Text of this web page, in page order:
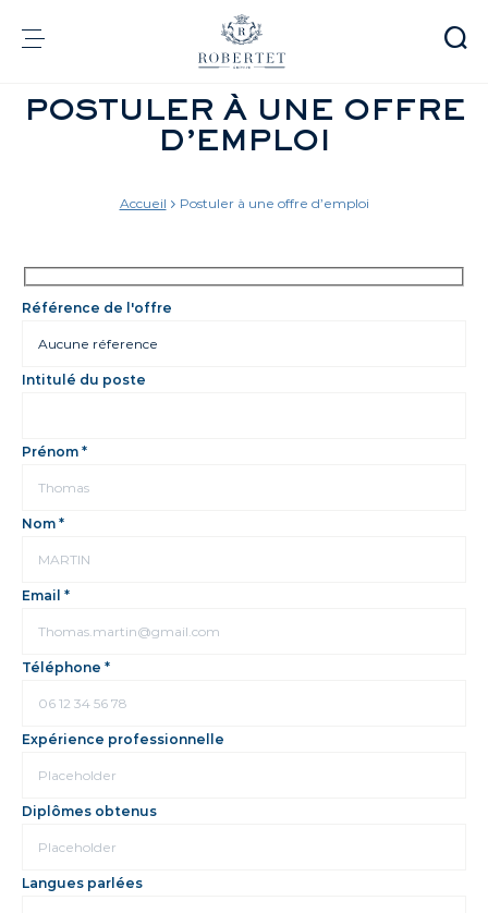
Health & Beauty
Informations financières
Carrières
e-Robertet
POSTULER À UNE OFFRE
D’EMPLOI
Accueil Postuler à une offre d’emploi
Référence de l'offre
Intitulé du poste
Prénom *
Nom *
Email *
Téléphone *
Expérience professionnelle
Diplômes obtenus
Langues parlées
Panneau de gestion des cookies